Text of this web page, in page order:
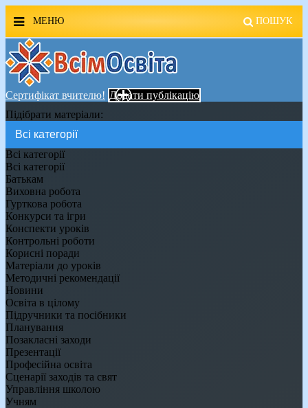
МЕНЮ ПОШУК
ГОЛОВНА
МАГАЗИН ВСІМОСВІТА
СТЕНДИ ВСІМОСВІТА
РЕКЛАМА НА САЙТІ
КОНТАКТИ
ПОШУК
Сертифікат вчителю! Додати публікацію
Підібрати матеріали:
Всі категорії
Всі категорії
Батькам
Виховна робота
Гурткова робота
Конкурси та ігри
Конспекти уроків
Контрольні роботи
Корисні поради
Матеріали до уроків
Методичні рекомендації
Новини
Освіта в цілому
Підручники та посібники
Планування
Позакласні заходи
Презентації
Професійна освіта
Сценарії заходів та свят
Управління школою
Учням